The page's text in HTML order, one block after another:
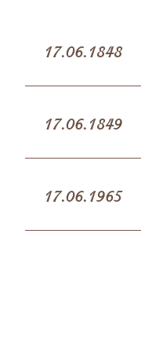
17.06.1848
17.06.1849
17.06.1965